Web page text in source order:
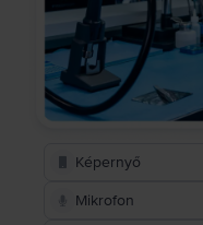
Képernyő
Mikrofon